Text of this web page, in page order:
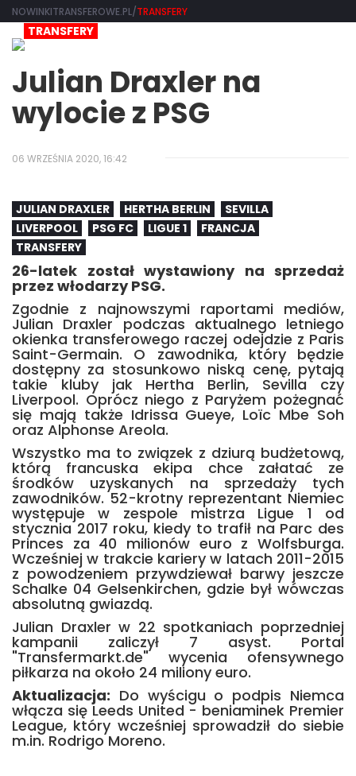
NOWINKITRANSFEROWE.PL/TRANSFERY
TRANSFERY
Julian Draxler na
wylocie z PSG
06 WRZEŚNIA 2020, 16:42
JULIAN DRAXLER HERTHA BERLIN
SEVILLA
LIVERPOOL
PSG FC LIGUE 1
FRANCJA
TRANSFERY
26-latek został wystawiony na sprzedaż
przez włodarzy PSG.
Zgodnie z najnowszymi raportami mediów,
Julian Draxler podczas aktualnego letniego
okienka transferowego raczej odejdzie z Paris
Saint-Germain. O zawodnika, który będzie
dostępny za stosunkowo niską cenę, pytają
takie kluby jak Hertha Berlin, Sevilla czy
Liverpool. Oprócz niego z Paryżem pożegnać
się mają także Idrissa Gueye, Loïc Mbe Soh
oraz Alphonse Areola.
Wszystko ma to związek z dziurą budżetową,
którą francuska ekipa chce załatać ze
środków uzyskanych na sprzedaży tych
zawodników. 52-krotny reprezentant Niemiec
występuje w zespole mistrza Ligue 1 od
stycznia 2017 roku, kiedy to trafił na Parc des
Princes za 40 milionów euro z Wolfsburga.
Wcześniej w trakcie kariery w latach 2011-2015
z powodzeniem przywdziewał barwy jeszcze
Schalke 04 Gelsenkirchen, gdzie był wówczas
absolutną gwiazdą.
Julian Draxler w 22 spotkaniach poprzedniej
kampanii zaliczył 7 asyst. Portal
"Transfermarkt.de" wycenia ofensywnego
piłkarza na około 24 miliony euro.
Aktualizacja: Do wyścigu o podpis Niemca
włącza się Leeds United - beniaminek Premier
League, który wcześniej sprowadził do siebie
m.in. Rodrigo Moreno.